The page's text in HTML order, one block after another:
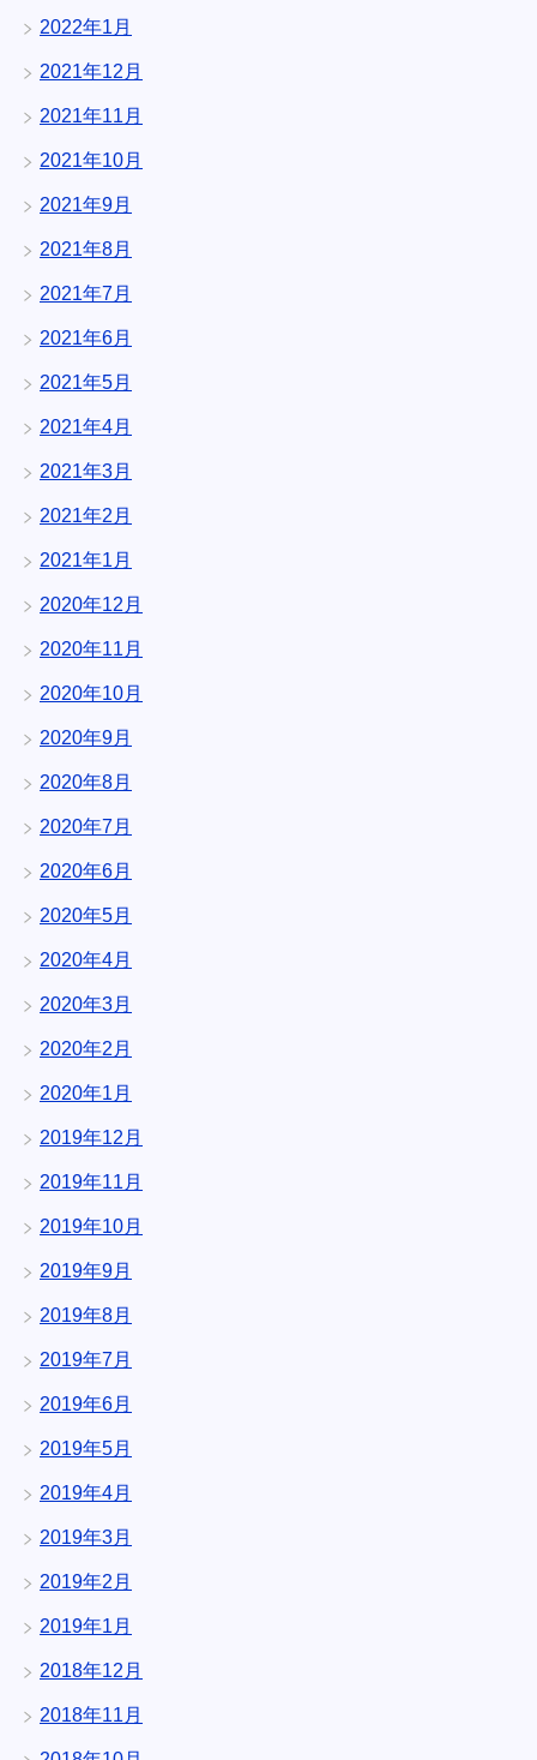
2022年1月
2021年12月
2021年11月
2021年10月
2021年9月
2021年8月
2021年7月
2021年6月
2021年5月
2021年4月
2021年3月
2021年2月
2021年1月
2020年12月
2020年11月
2020年10月
2020年9月
2020年8月
2020年7月
2020年6月
2020年5月
2020年4月
2020年3月
2020年2月
2020年1月
2019年12月
2019年11月
2019年10月
2019年9月
2019年8月
2019年7月
2019年6月
2019年5月
2019年4月
2019年3月
2019年2月
2019年1月
2018年12月
2018年11月